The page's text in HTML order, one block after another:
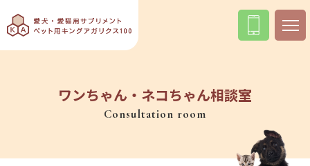
ワンちゃん・ネコちゃん相談室
Consultation room